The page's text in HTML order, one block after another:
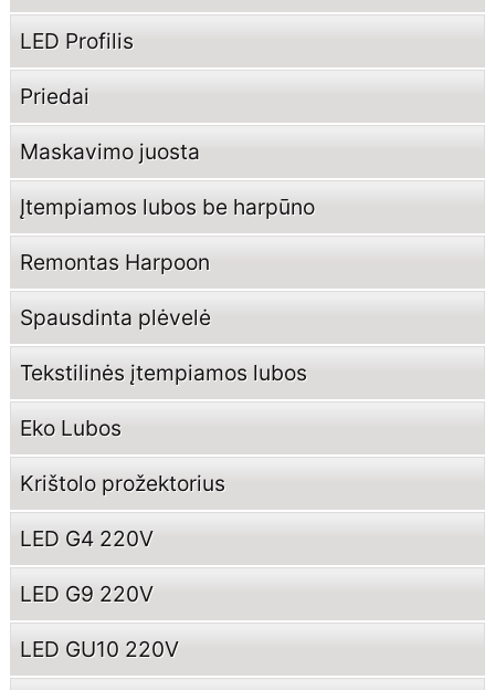
LED Profilis
Priedai
Maskavimo juosta
Įtempiamos lubos be harpūno
Remontas Harpoon
Spausdinta plėvelė
Tekstilinės įtempiamos lubos
Eko Lubos
Krištolo prožektorius
LED G4 220V
LED G9 220V
LED GU10 220V